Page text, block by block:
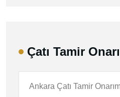
Çatı Tamir
Ankara Çatı Tamir